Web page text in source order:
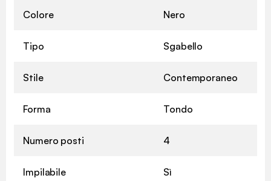
Colore Nero
Tipo Sgabello
Stile Contemporaneo
Forma Tondo
Numero posti 4
Impilabile Sì